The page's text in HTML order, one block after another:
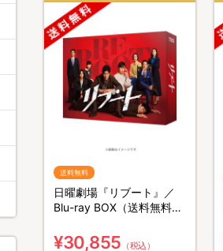
送料無料
日曜劇場『リブート』／
Blu-ray BOX（送料無料・
¥30,855 （税込）